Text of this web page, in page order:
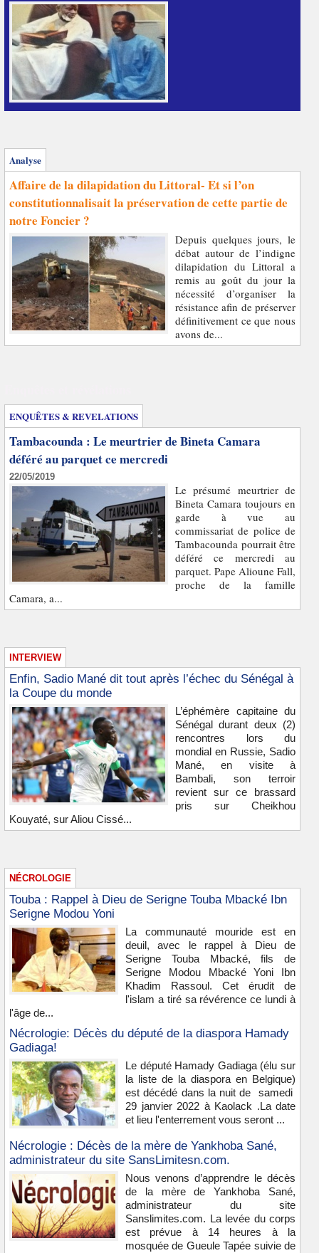
Analyse
Affaire de la dilapidation du Littoral- Et si l’on
constitutionnalisait la préservation de cette partie de
notre Foncier ?
Depuis quelques jours, le
débat autour de l’indigne
dilapidation du Littoral a
remis au goût du jour la
nécessité d’organiser la
résistance afin de préserver
définitivement ce que nous
avons de...
ENQUÊTES & REVELATIONS
Tambacounda : Le meurtrier de Bineta Camara
déféré au parquet ce mercredi
22/05/2019
Le présumé meurtrier de
Bineta Camara toujours en
garde à vue au
commissariat de police de
Tambacounda pourrait être
déféré ce mercredi au
parquet. Pape Alioune Fall,
proche de la famille
Camara, a...
INTERVIEW
Enfin, Sadio Mané dit tout après l’échec du Sénégal à
la Coupe du monde
L’éphémère capitaine du
Sénégal durant deux (2)
rencontres lors du
mondial en Russie, Sadio
Mané, en visite à
Bambali, son terroir
revient sur ce brassard
pris sur Cheikhou
Kouyaté, sur Aliou Cissé...
NÉCROLOGIE
Touba : Rappel à Dieu de Serigne Touba Mbacké Ibn
Serigne Modou Yoni
La communauté mouride est en
deuil, avec le rappel à Dieu de
Serigne Touba Mbacké, fils de
Serigne Modou Mbacké Yoni Ibn
Khadim Rassoul. Cet érudit de
l'islam a tiré sa révérence ce lundi à
l'âge de...
Nécrologie: Décès du député de la diaspora Hamady
Gadiaga!
Le député Hamady Gadiaga (élu sur
la liste de la diaspora en Belgique)
est décédé dans la nuit de samedi
29 janvier 2022 à Kaolack .La date
et lieu l'enterrement vous seront ...
Nécrologie : Décès de la mère de Yankhoba Sané,
administrateur du site SansLimitesn.com.
Nous venons d’apprendre le décès
de la mère de Yankhoba Sané,
administrateur du site
Sanslimites.com. La levée du corps
est prévue à 14 heures à la
mosquée de Gueule Tapée suivie de